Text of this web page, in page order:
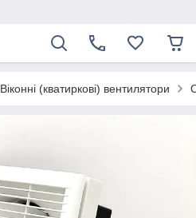
Віконні (кватиркові) вентилятори